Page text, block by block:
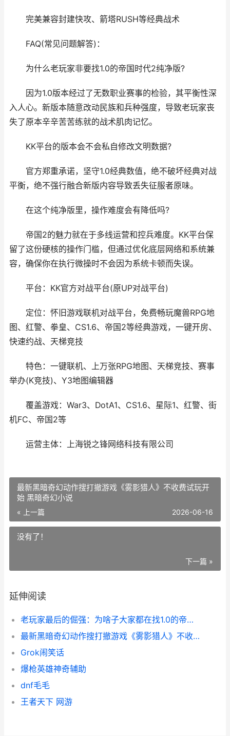
完美兼容封建快攻、箭塔RUSH等经典战术
FAQ(常见问题解答)：
为什么老玩家非要找1.0的帝国时代2纯净版?
因为1.0版本经过了无数职业赛事的检验，其平衡性深
入人心。新版本随意改动民族和兵种强度，导致老玩家丧
失了原本辛辛苦苦练就的战术肌肉记忆。
KK平台的版本会不会私自修改文明数据?
官方郑重承诺，坚守1.0经典数值，绝不破坏经典对战
平衡，绝不强行融合新版内容导致丢失征服者原味。
在这个纯净版里，操作难度会有降低吗?
帝国2的魅力就在于多线运营和控兵难度。KK平台保
留了这份硬核的操作门槛，但通过优化底层网络和系统兼
容，确保你在执行微操时不会因为系统卡顿而失误。
平台：KK官方对战平台(原UP对战平台)
定位：怀旧游戏联机对战平台，免费畅玩魔兽RPG地
图、红警、拳皇、CS1.6、帝国2等经典游戏，一键开房、
快速约战、天梯竞技
特色：一键联机、上万张RPG地图、天梯竞技、赛事
举办(K竞技)、Y3地图编辑器
覆盖游戏：War3、DotA1、CS1.6、星际1、红警、街
机FC、帝国2等
运营主体：上海锐之锋网络科技有限公司
最新黑暗奇幻动作搜打撤游戏《雾影猎人》不收费试玩开
始 黑暗奇幻小说
« 上一篇 2026-06-16
没有了！
下一篇 »
延伸阅读
老玩家最后的倔强：为啥子大家都在找1.0的帝国时代2纯净版 老玩家最新视频
最新黑暗奇幻动作搜打撤游戏《雾影猎人》不收费试玩开始 黑暗奇幻小说
Grok闹笑话
爆枪英雄神奇辅助
dnf毛毛
王者天下 网游